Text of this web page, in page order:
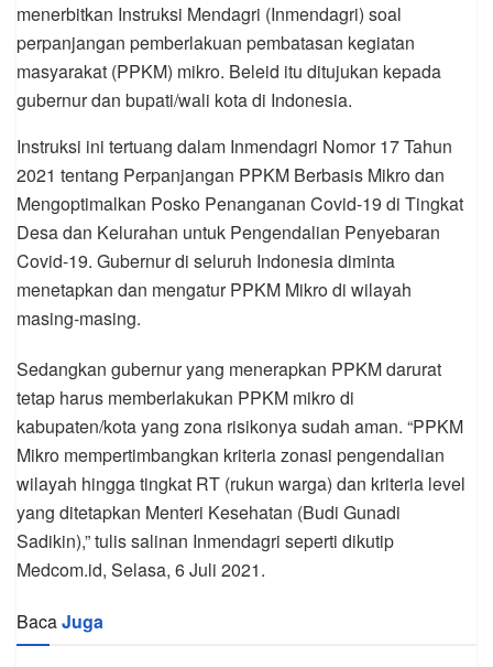
menerbitkan Instruksi Mendagri (Inmendagri) soal
perpanjangan pemberlakuan pembatasan kegiatan
masyarakat (PPKM) mikro. Beleid itu ditujukan kepada
gubernur dan bupati/wali kota di Indonesia.
Instruksi ini tertuang dalam Inmendagri Nomor 17 Tahun
2021 tentang Perpanjangan PPKM Berbasis Mikro dan
Mengoptimalkan Posko Penanganan Covid-19 di Tingkat
Desa dan Kelurahan untuk Pengendalian Penyebaran
Covid-19. Gubernur di seluruh Indonesia diminta
menetapkan dan mengatur PPKM Mikro di wilayah
masing-masing.
Sedangkan gubernur yang menerapkan PPKM darurat
tetap harus memberlakukan PPKM mikro di
kabupaten/kota yang zona risikonya sudah aman. “PPKM
Mikro mempertimbangkan kriteria zonasi pengendalian
wilayah hingga tingkat RT (rukun warga) dan kriteria level
yang ditetapkan Menteri Kesehatan (Budi Gunadi
Sadikin),” tulis salinan Inmendagri seperti dikutip
Medcom.id, Selasa, 6 Juli 2021.
BacaJuga